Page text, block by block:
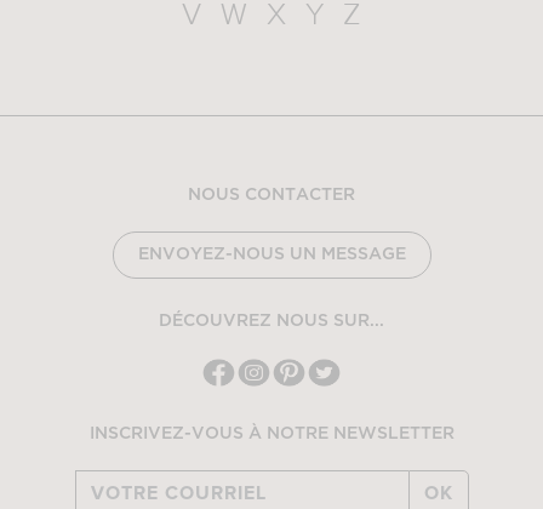
V
W X Y Z
NOUS CONTACTER
ENVOYEZ-NOUS UN MESSAGE
DÉCOUVREZ NOUS SUR...
INSCRIVEZ-VOUS À NOTRE NEWSLETTER
OK